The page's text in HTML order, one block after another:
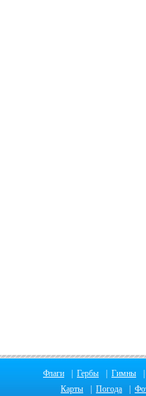
Флаги Гербы Гимны
Карты
Погода